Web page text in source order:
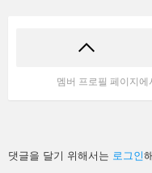
멤버 프로필 페이지
답
글
댓글을 달기 위해서는 로그인